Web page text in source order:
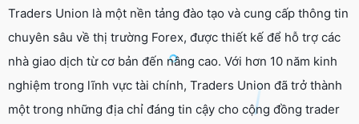
Traders Union là một nền tảng đào tạo và cung cấp thông tin
chuyên sâu về thị trường Forex, được thiết kế để hỗ trợ các
nhà giao dịch từ cơ bản đến nâng cao. Với hơn 10 năm kinh
nghiệm trong lĩnh vực tài chính, Traders Union đã trở thành
một trong những địa chỉ đáng tin cậy cho cộng đồng trader